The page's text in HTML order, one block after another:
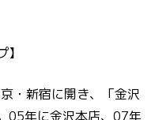
・新宿に開き、「金沢
05年に金沢本店、07年